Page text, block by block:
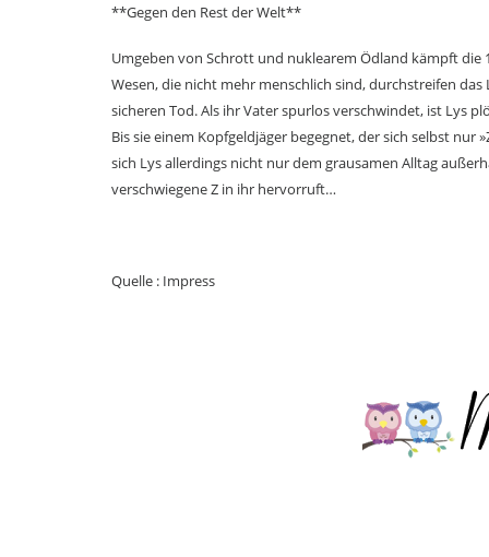
**Gegen den Rest der Welt**
Umgeben von Schrott und nuklearem Ödland kämpft die
Wesen, die nicht mehr menschlich sind, durchstreifen
sicheren Tod. Als ihr Vater spurlos verschwindet, ist Lys
Bis sie einem Kopfgeldjäger begegnet, der sich selbst
sich Lys allerdings nicht nur dem grausamen Alltag
verschwiegene Z in ihr hervorruft…
Quelle : Impress